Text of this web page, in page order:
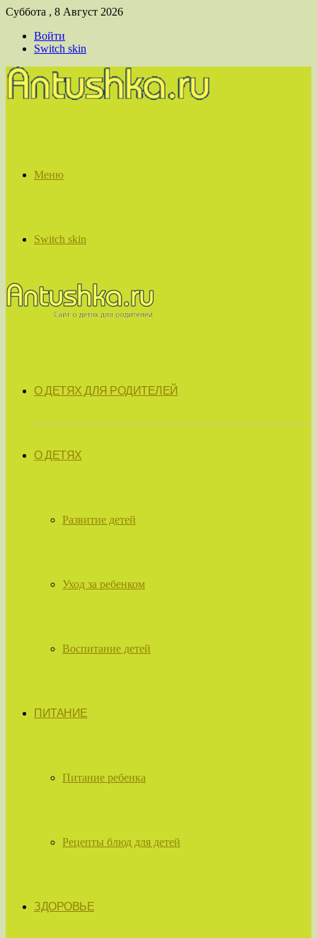
Суббота , 8 Август 2026
Войти
Switch skin
Меню
Switch skin
О ДЕТЯХ ДЛЯ РОДИТЕЛЕЙ
О ДЕТЯХ
Развитие детей
Уход за ребенком
Воспитание детей
ПИТАНИЕ
Питание ребенка
Рецепты блюд для детей
ЗДОРОВЬЕ